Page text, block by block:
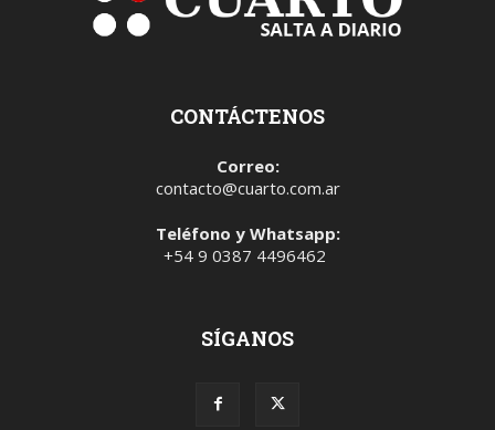
CONTÁCTENOS
Correo:
contacto@cuarto.com.ar
Teléfono y Whatsapp:
+54 9 0387 4496462
SÍGANOS